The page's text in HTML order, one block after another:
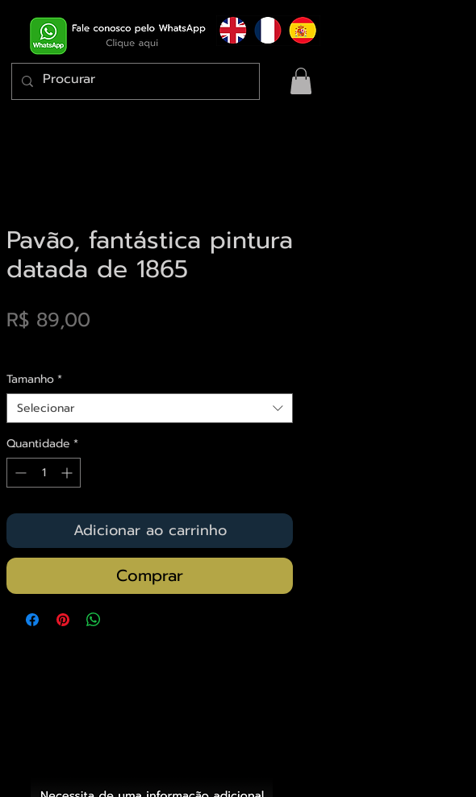
Pavão, fantástica pintura
datada de 1865
R$ 89,00
Tamanho*
Selecionar
Quantidade *
Adicionar ao carrinho
Comprar